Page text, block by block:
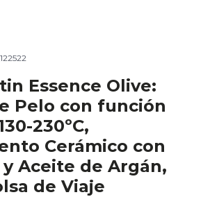
Essence Olive:
Pelo con función
230ºC,
Cerámico con
Aceite de Argán,
de Viaje